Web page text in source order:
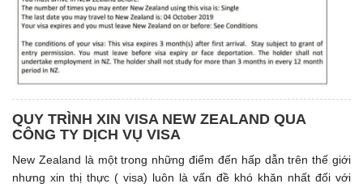
QUY TRÌNH XIN VISA NEW ZEALAND QUA
CÔNG TY DỊCH VỤ VISA
New Zealand là một trong những điểm đến hấp dẫn trên thế giới
nhưng xin thị thực ( visa) luôn là vấn đề khó khăn nhất đối với